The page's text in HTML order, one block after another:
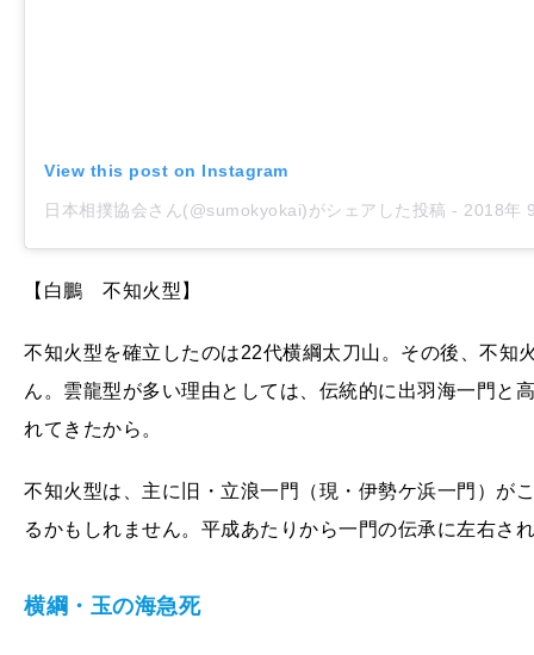
View this post on Instagram
日本相撲協会さん(@sumokyokai)がシェアした投稿 - 2018年 9月月
【白鵬 不知火型】
不知火型を確立したのは22代横綱太刀山。その後、不知
ん。雲龍型が多い理由としては、伝統的に出羽海一門と
れてきたから。
不知火型は、主に旧・立浪一門（現・伊勢ケ浜一門）が
るかもしれません。平成あたりから一門の伝承に左右さ
横綱・玉の海急死